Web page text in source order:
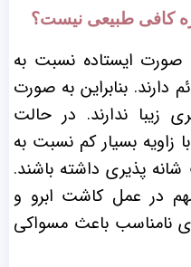
کافی طبیعی نیست؟
صورت ایستاده نسبت به
بنابراین به صورت
زیبا ندارند. در حالت
زاویه بسیار کم نسبت به
پذیری داشته باشند.
در عمل کاشت ابرو و
نامناسب باعث مسواکی